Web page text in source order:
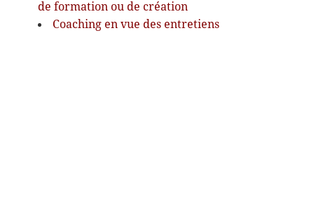
de formation ou de création
Coaching en vue des entretiens